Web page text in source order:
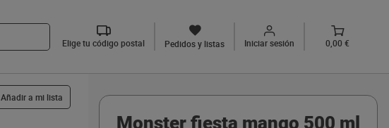
Elige tu código postal Pedidos y listas Iniciar sesión 0,00 €
Añadir a mi lista
Monster fiesta mango 500 ml